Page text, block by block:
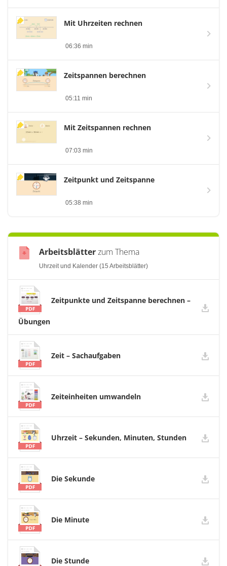
Mit Uhrzeiten rechnen
06:36 min
Zeitspannen berechnen
05:11 min
Mit Zeitspannen rechnen
07:03 min
Zeitpunkt und Zeitspanne
05:38 min
Arbeitsblätterzum Thema
Uhrzeit und Kalender (15 Arbeitsblätter)
Zeitpunkte und Zeitspanne berechnen –
Übungen
Zeit – Sachaufgaben
Zeiteinheiten umwandeln
Uhrzeit – Sekunden, Minuten, Stunden
Die Sekunde
Die Minute
Die Stunde